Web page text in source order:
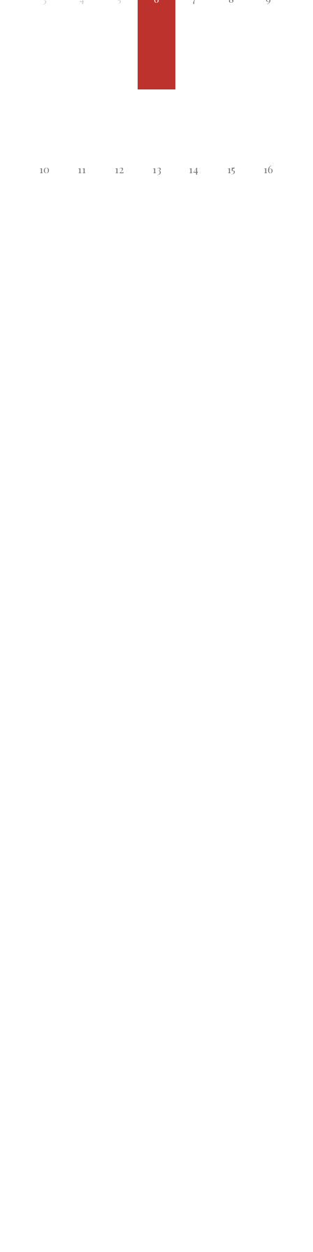
10 11 12 13 14 15 16